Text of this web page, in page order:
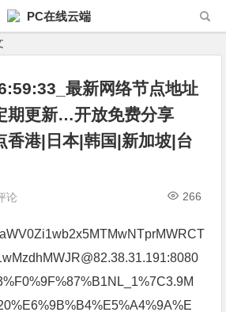
PC在线云端
最新网络节点地址
期更新…开放免费分享
香港|日本|韩国|新加坡|台
论 266